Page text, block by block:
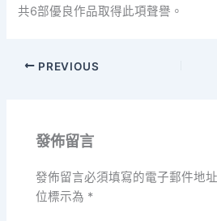
共6部優良作品取得此項聲譽。
PREVIOUS
發佈留言
發佈留言必須填寫的電子郵件地
位標示為 *